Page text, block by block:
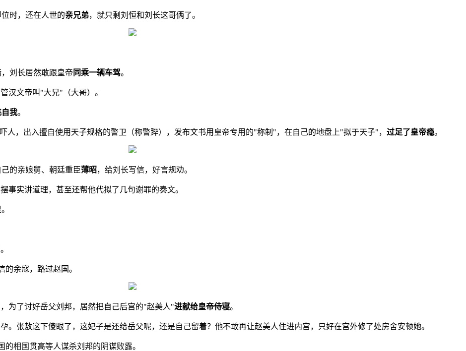
时，还在人世的亲兄弟，就只剩刘恒和刘长这哥俩了。
刘长居然敢跟皇帝 同乘一辆车驾。
汉文帝叫"大兄"（大哥）。
我。
，出入擅自使用天子规格的警卫（称警跸），发布文书用皇帝专用的"称制"，在自己的地盘上"拟于天子"， 过足了皇帝瘾。
的亲娘舅、朝廷重臣薄昭，给刘长写信，好言规劝。
事实讲道理，甚至还帮他代拟了几句谢罪的奏文。
余寇，路过赵国。
为了讨好岳父刘邦，居然把自己后宫的"赵美人"进献给皇帝侍寝。
张敖这下傻眼了，这妃子是还给岳父呢，还是自己留着？他不敢再让赵美人住进内宫，只好在宫外修了处房舍安顿她。
相国贯高等人谋杀刘邦的阴谋败露。